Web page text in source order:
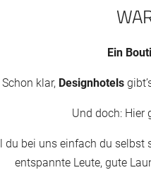
Ein
Schon klar, Designhotels
Und doch: Hier
du bei uns einfach du selbst
entspannte Leute, gute